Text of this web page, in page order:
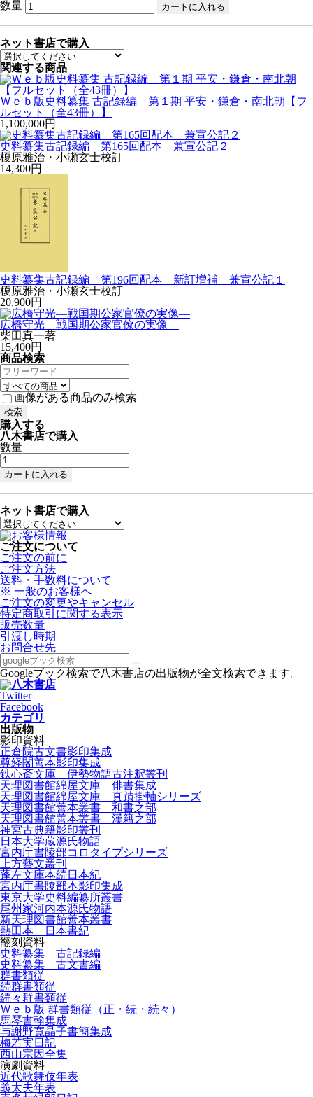
数量
ネット書店で購入
関連する商品
Ｗｅｂ版史料纂集 古記録編 第１期 平安・鎌倉・南北朝【フ
ルセット（全43冊）】
1,100,000円
史料纂集古記録編 第165回配本 兼宣公記２
榎原雅治・小瀬玄士校訂
14,300円
史料纂集古記録編 第196回配本 新訂増補 兼宣公記１
榎原雅治・小瀬玄士校訂
20,900円
広橋守光—戦国期公家官僚の実像—
柴田真一著
15,400円
商品検索
画像がある商品のみ検索
購入する
八木書店で購入
数量
ネット書店で購入
ご注文について
ご注文の前に
ご注文方法
送料・手数料について
※ 一般のお客様へ
ご注文の変更やキャンセル
特定商取引に関する表示
販売数量
引渡し時期
お問合せ先
Googleブック検索で八木書店の出版物が全文検索できます。
Twitter
Facebook
カテゴリ
出版物
影印資料
正倉院古文書影印集成
尊経閣善本影印集成
鉄心斎文庫 伊勢物語古注釈叢刊
天理図書館綿屋文庫 俳書集成
天理図書館綿屋文庫 真蹟掛軸シリーズ
天理図書館善本叢書 和書之部
天理図書館善本叢書 漢籍之部
神宮古典籍影印叢刊
日本大学蔵源氏物語
宮内庁書陵部コロタイプシリーズ
上方藝文叢刊
蓬左文庫本続日本紀
宮内庁書陵部本影印集成
東京大学史料編纂所叢書
尾州家河内本源氏物語
新天理図書館善本叢書
熱田本 日本書紀
翻刻資料
史料纂集 古記録編
史料纂集 古文書編
群書類従
続群書類従
続々群書類従
Ｗｅｂ版 群書類従（正・続・続々）
馬琴書翰集成
与謝野寛晶子書簡集成
梅若実日記
西山宗因全集
演劇資料
近代歌舞伎年表
義太夫年表